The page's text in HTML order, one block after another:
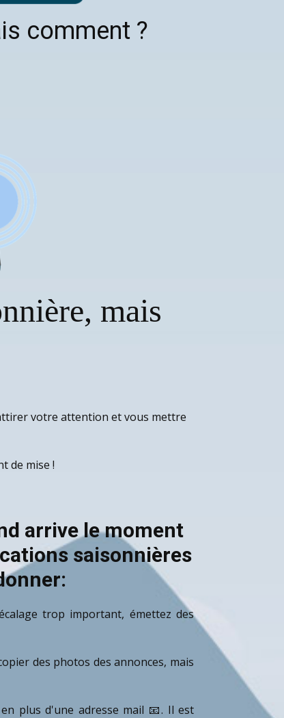
comment ?
mais
votre attention et vous mettre
de mise !
arrive le moment
saisonnières
trop important, émettez des
des photos des annonces, mais
plus d'une adresse mail 📧. Il est